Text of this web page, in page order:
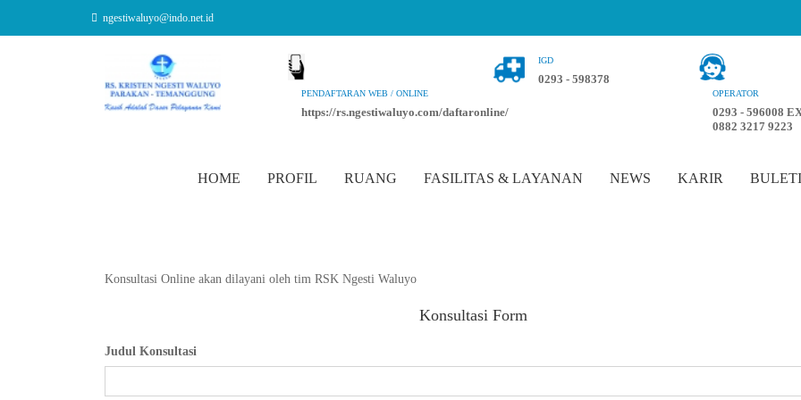
ngestiwaluyo@indo.net.id
PENDAFTARAN WEB / ONLINE
https://rs.ngestiwaluyo.com/daftaronline/
IGD
0293 - 598378
OPERATOR
0293 - 596008
0882 3217 9223
HOME PROFIL RUANG FASILITAS & LAYANAN NEWS KARIR
Konsultasi Online akan dilayani oleh tim RSK Ngesti Waluyo
Konsultasi Form
Judul Konsultasi